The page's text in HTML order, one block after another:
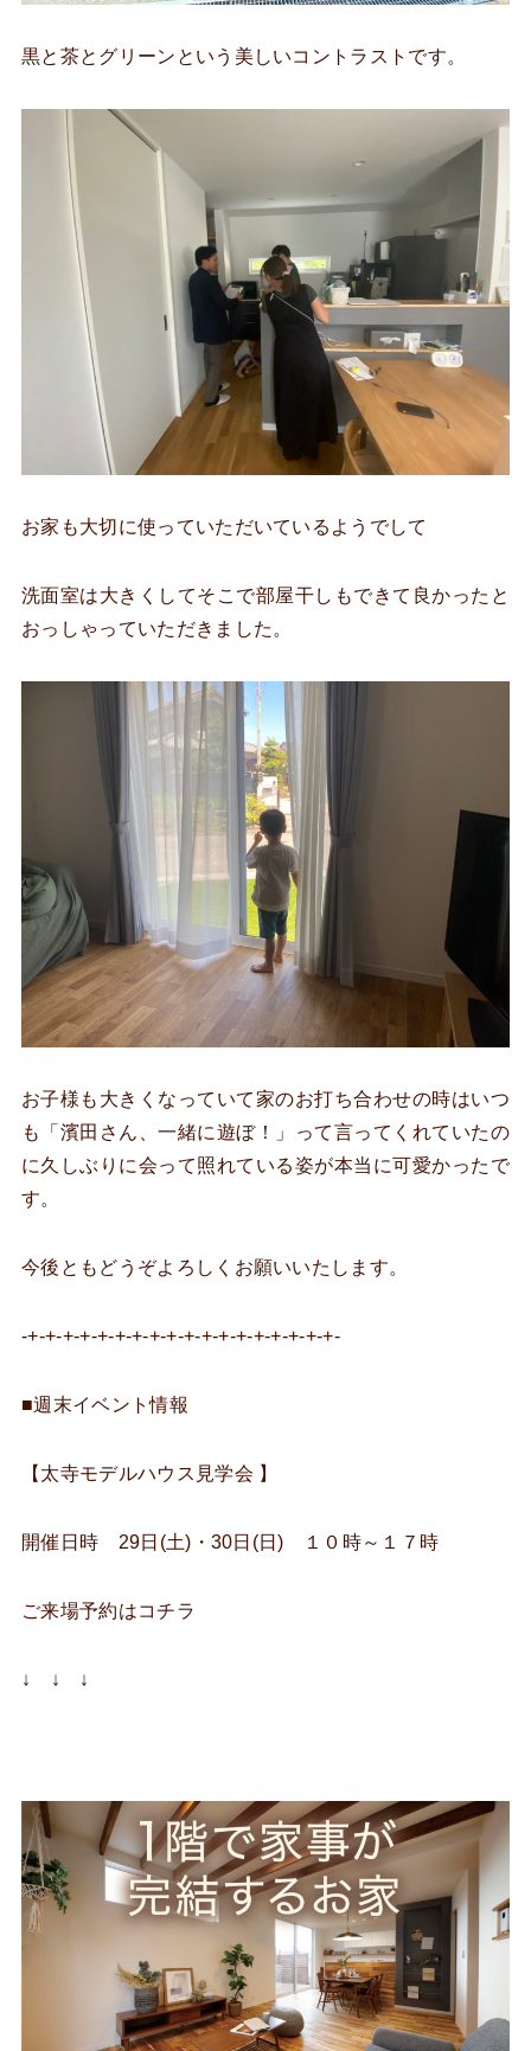
黒と茶とグリーンという美しいコントラストです。
お家も大切に使っていただいているようでして
洗面室は大きくしてそこで部屋干しもできて良かったと
おっしゃっていただきました。
お子様も大きくなっていて家のお打ち合わせの時はいつ
も「濱田さん、一緒に遊ぼ！」って言ってくれていたの
に久しぶりに会って照れている姿が本当に可愛かったで
す。
今後ともどうぞよろしくお願いいたします。
-+-+-+-+-+-+-+-+-+-+-+-+-+-+-+-+-+-+-
■週末イベント情報
【太寺モデルハウス見学会 】
開催日時 29日(土)・30日(日) １０時～１７時
ご来場予約はコチラ
↓ ↓ ↓